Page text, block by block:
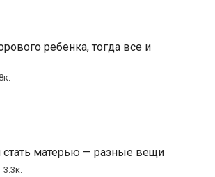
ребенка, тогда все и
стать матерью — разные вещи
3.3к.